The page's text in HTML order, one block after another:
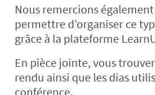
Nous remercions également
permettre d’organiser ce
grâce à la plateforme
En pièce jointe, vous
rendu ainsi que les dias
conférence.